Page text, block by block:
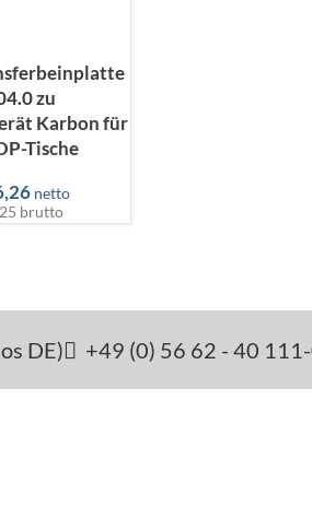
zu
Karbon für
Tische
netto
brutto
DE) +49 (0) 56 62 - 40